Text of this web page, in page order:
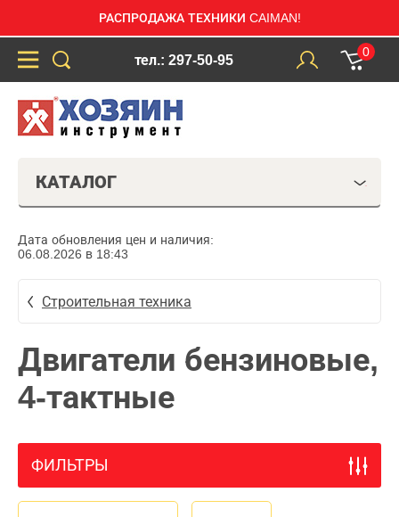
РАСПРОДАЖА ТЕХНИКИ CAIMAN!
тел.: 297-50-95
0
КАТАЛОГ
Дата обновления цен и наличия:
06.08.2026 в 18:43
Строительная техника
Двигатели бензиновые,
4-тактные
ФИЛЬТРЫ